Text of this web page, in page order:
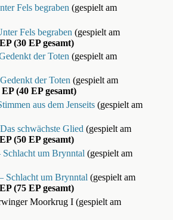
Fels begraben (gespielt am
Fels begraben (gespielt am
(30 EP gesamt)
der Toten (gespielt am
der Toten(gespielt am
(40 EP gesamt)
aus dem Jenseits(gespielt am
schwächste Glied (gespielt am
(50 EP gesamt)
um Brynntal (gespielt am
Schlacht um Brynntal (gespielt am
(75 EP gesamt)
Moorkrug I (gespielt am